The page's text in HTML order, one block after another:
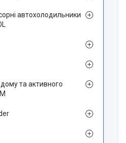
автохолодильники
та активного